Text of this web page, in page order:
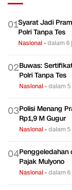
01Syarat Jadi
Polri Tanpa Tes
Nasional •dalam 6
02Buwas:
Polri Tanpa Tes
Nasional •dalam 5
03Polisi Menang
Rp1,9 M Gugur
Nasional •dalam 5
04Penggeledahan
Pajak Mulyono
Nasional •dalam 6